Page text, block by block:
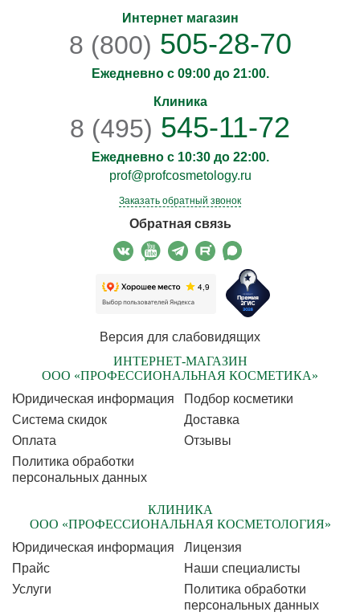
Интернет магазин
8 (800) 505-28-70
Ежедневно с 09:00 до 21:00.
Клиника
8 (495) 545-11-72
Ежедневно с 10:30 до 22:00.
prof@profcosmetology.ru
Заказать обратный звонок
Обратная связь
Версия для слабовидящих
ИНТЕРНЕТ-МАГАЗИН
ООО «ПРОФЕССИОНАЛЬНАЯ КОСМЕТИКА»
Юридическая информация
Подбор косметики
Cистема скидок
Доставка
Оплата
Отзывы
Политика обработки
персональных данных
КЛИНИКА
ООО «ПРОФЕССИОНАЛЬНАЯ КОСМЕТОЛОГИЯ»
Юридическая информация
Лицензия
Прайс
Наши специалисты
Услуги
Политика обработки
персональных данных